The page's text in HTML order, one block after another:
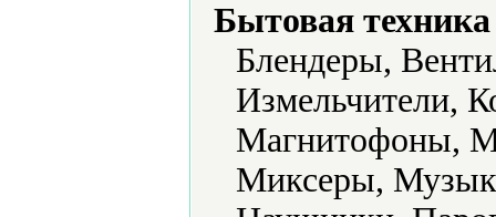
Бытовая
Блендеры,
Измельчители,
Магнитофоны,
Миксеры,